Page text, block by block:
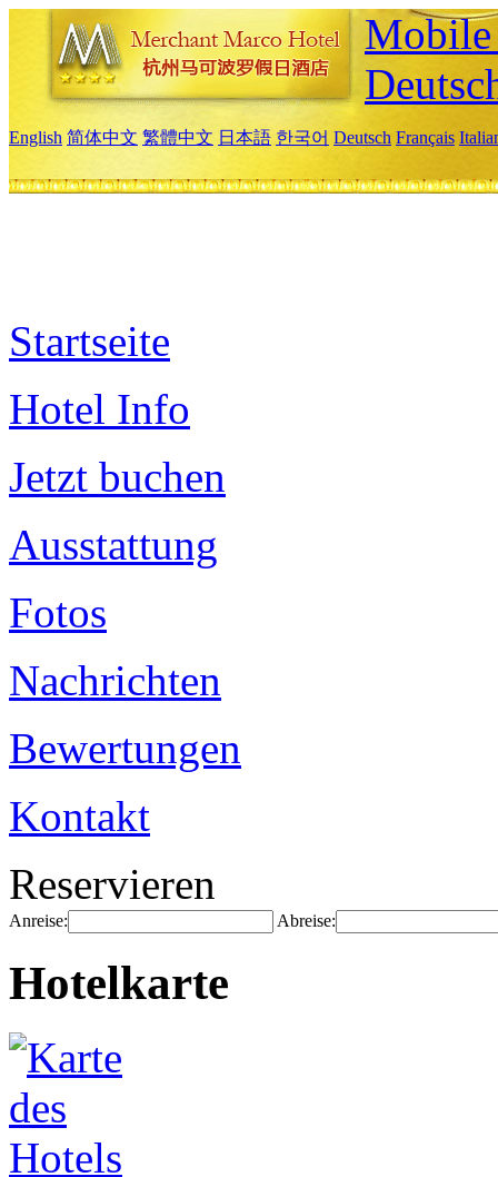
English 简体中文 繁體中文 日本語 한국어 Deutsch Français
Startseite
Hotel Info
Jetzt buchen
Ausstattung
Fotos
Nachrichten
Bewertungen
Kontakt
Reservieren
Anreise: Abreise:
Hotelkarte